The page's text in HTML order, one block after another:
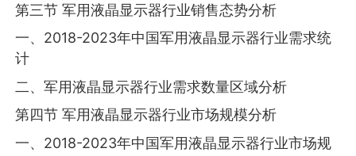
第三节 军用液晶显示器行业销售态势分析
一、2018-2023年中国军用液晶显示器行业需求统
计
二、军用液晶显示器行业需求数量区域分析
第四节 军用液晶显示器行业市场规模分析
一、2018-2023年中国军用液晶显示器行业市场规